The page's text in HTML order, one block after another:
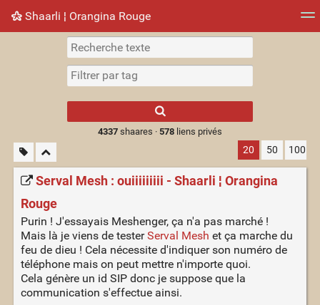
Shaarli ¦ Orangina Rouge
Nuage de tags Mur d'images
results.
4337shaares · 578liens privés
20 50 100
Serval Mesh : ouiiiiiiiii - Shaarli ¦ Orangina
Rouge
Purin ! J'essayais Meshenger, ça n'a pas marché !
Mais là je viens de testerServal Mesh et ça marche du
feu de dieu ! Cela nécessite d'indiquer son numéro de
téléphone mais on peut mettre n'importe quoi.
Cela génère un id SIP donc je suppose que la
communication s'effectue ainsi.